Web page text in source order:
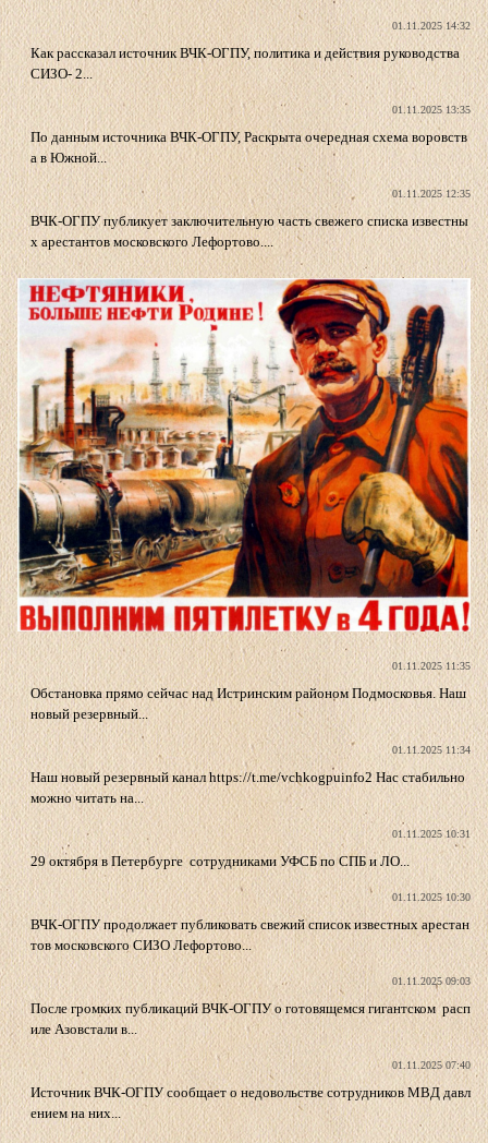
01.11.2025 14:32
Как рассказал источник ВЧК-ОГПУ, политика и действия руководства
СИЗО- 2...
01.11.2025 13:35
По данным источника ВЧК-ОГПУ, Раскрыта очередная схема воровств
а в Южной...
01.11.2025 12:35
ВЧК-ОГПУ публикует заключительную часть свежего списка известны
х арестантов московского Лефортово....
01.11.2025 11:35
Обстановка прямо сейчас над Истринским районом Подмосковья. Наш
новый резервный...
01.11.2025 11:34
Наш новый резервный канал https://t.me/vchkogpuinfo2 Нас стабильно
можно читать на...
01.11.2025 10:31
29 октября в Петербурге сотрудниками УФСБ по СПБ и ЛО...
01.11.2025 10:30
ВЧК-ОГПУ продолжает публиковать свежий список известных арестан
тов московского СИЗО Лефортово...
01.11.2025 09:03
После громких публикаций ВЧК-ОГПУ о готовящемся гигантском расп
иле Азовстали в...
01.11.2025 07:40
Источник ВЧК-ОГПУ сообщает о недовольстве сотрудников МВД давл
ением на них...